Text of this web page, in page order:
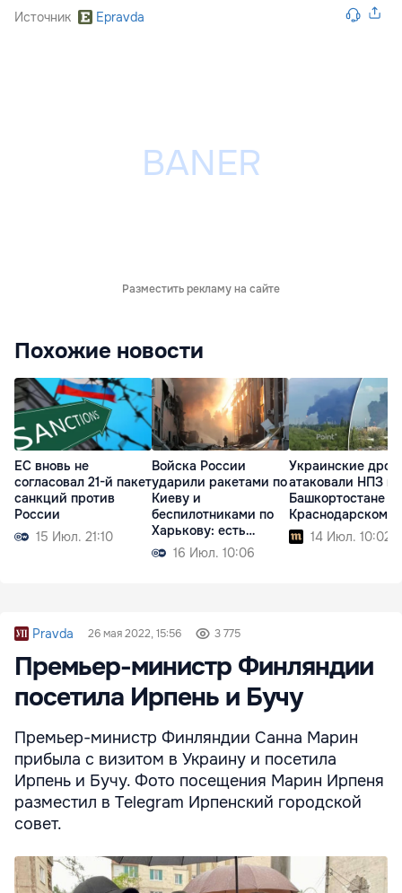
Источник Epravda
Разместить рекламу на сайте
Похожие новости
ЕС вновь не
согласовал 21-й пакет
санкций против
России
15 Июл. 21:10
Войска России
ударили ракетами по
Киеву и
беспилотниками по
Харькову: есть
жертвы16 Июл. 10:06
Украинские
атаковали НПЗ в
Башкортостане и
Краснодарском
14 Июл. 10:02
Pravda 26 мая 2022, 15:56 3 775
Премьер-министр Финляндии
посетила Ирпень и Бучу
Премьер-министр Финляндии Санна Марин
прибыла с визитом в Украину и посетила
Ирпень и Бучу. Фото посещения Марин Ирпеня
разместил в Telegram Ирпенский городской
совет.